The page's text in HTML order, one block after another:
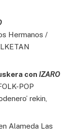
Hermanos /
con IZARO
POP
rekin,
Alameda Las